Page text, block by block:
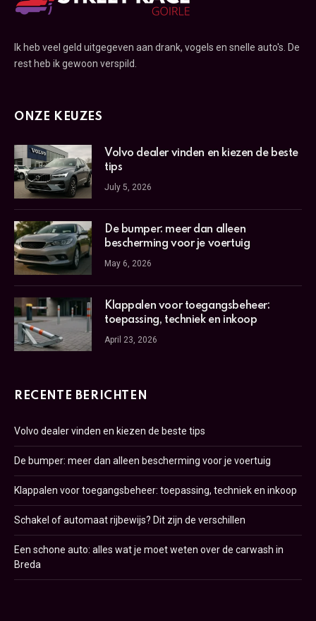
Ik heb veel geld uitgegeven aan drank, vogels en snelle auto's. De
rest heb ik gewoon verspild.
ONZE KEUZES
Volvo dealer vinden en kiezen de beste
tips
July 5, 2026
De bumper: meer dan alleen
bescherming voor je voertuig
May 6, 2026
Klappalen voor toegangsbeheer:
toepassing, techniek en inkoop
April 23, 2026
RECENTE BERICHTEN
Volvo dealer vinden en kiezen de beste tips
De bumper: meer dan alleen bescherming voor je voertuig
Klappalen voor toegangsbeheer: toepassing, techniek en inkoop
Schakel of automaat rijbewijs? Dit zijn de verschillen
Een schone auto: alles wat je moet weten over de carwash in
Breda